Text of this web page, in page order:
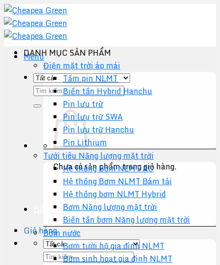
Chuyển
đến
nội
dung
Menu
Tìm
kiếm:
Chưa có sản phẩm trong giỏ hàng.
Quay trở lại cửa hàng
Báo giá +
Giỏ hàng
Tìm
DANH MỤC SẢN PHẨM
Điện mặt trời áp mái
Tấm pin NLMT
Biến tần Hybrid Hanchu
Pin lưu trữ
Pin lưu trữ SWA
Pin lưu trữ Hanchu
Pin Lithium
Tưới tiêu Năng lượng mặt trời
Hệ thống Bơm NLMT AC
Hệ thống Bơm NLMT Bám tải
Hệ thống bơm NLMT Hybrid
Bơm Năng lượng mặt trời
Biến tần bơm Năng lượng mặt trời
Bơm nước
Bơm tưới hộ gia đình NLMT
Bơm sinh hoạt gia đình NLMT